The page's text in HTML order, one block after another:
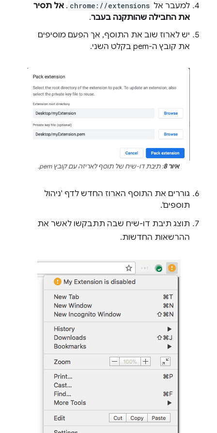
למעבר אל chrome://extensions
. אל תסיר
את החבילה שהותקנה בעבר.
יש לארוז שוב את התוסף, אך הפעם מוסיפים
את קובץ ה-pem בקלט השני.
איור 8 : תיבת דו-שיח של תוסף לאריזה עם קובץ pem.
גוררים את התוסף הארוז החדש לדף 'ניהול
תוספים'.
תוצג תיבת דו-שיח שבה תתבקשו לאשר את
ההרשאות החדשות.